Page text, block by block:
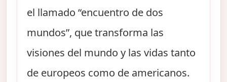
el llamado “encuentro de dos
mundos”, que transforma las
visiones del mundo y las vidas tanto
de europeos como de americanos.